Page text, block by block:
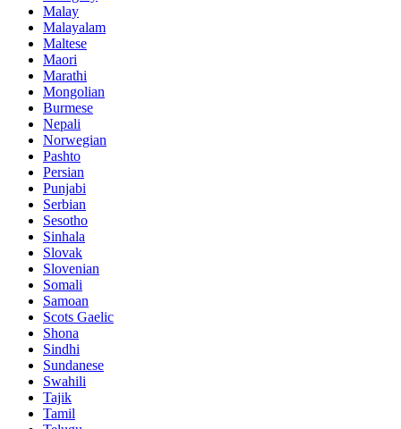
Malay
Malayalam
Maltese
Maori
Marathi
Mongolian
Burmese
Nepali
Norwegian
Pashto
Persian
Punjabi
Serbian
Sesotho
Sinhala
Slovak
Slovenian
Somali
Samoan
Scots Gaelic
Shona
Sindhi
Sundanese
Swahili
Tajik
Tamil